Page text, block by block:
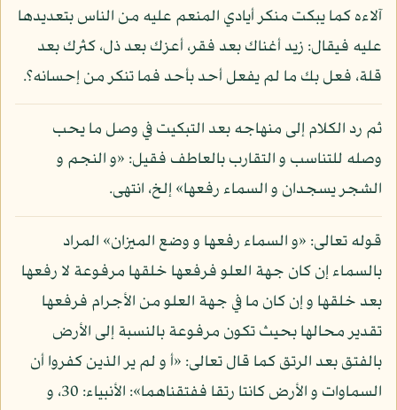
آلاءه كما يبكت منكر أيادي المنعم عليه من الناس بتعديدها
عليه فيقال: زيد أغناك بعد فقر، أعزك بعد ذل، كثرك بعد
قلة، فعل بك ما لم يفعل أحد بأحد فما تنكر من إحسانه؟.
ثم رد الكلام إلى منهاجه بعد التبكيت في وصل ما يحب
وصله للتناسب و التقارب بالعاطف فقيل: «و النجم و
الشجر يسجدان و السماء رفعها» إلخ، انتهى.
قوله تعالى: «و السماء رفعها و وضع الميزان» المراد
بالسماء إن كان جهة العلو فرفعها خلقها مرفوعة لا رفعها
بعد خلقها و إن كان ما في جهة العلو من الأجرام فرفعها
تقدير محالها بحيث تكون مرفوعة بالنسبة إلى الأرض
بالفتق بعد الرتق كما قال تعالى: «أ و لم ير الذين كفروا أن
السماوات و الأرض كانتا رتقا ففتقناهما»: الأنبياء: 30، و